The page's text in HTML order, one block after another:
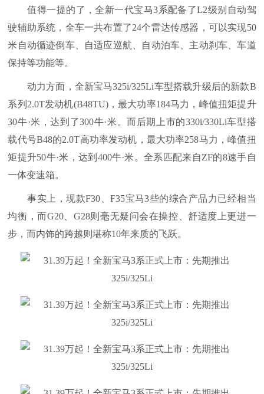
值得一提的了，全新一代宝马3系配备了L2级别自动驾
驶辅助系统，全车一共布置了24个雷达传感器，可以实现50
米自动循迹倒车、自适应巡航、自动泊车、主动刹车、车道
保持等功能等。
动力方面，全新宝马325i/325Li车型搭载升级后的新款B
系列2.0T发动机(B48TU)，最大功率184马力，峰值扭矩提升
30牛·米，达到了300牛·米。而后期上市的330i/330Li车型搭
载代号B48的2.0T高功率发动机，最大功率258马力，峰值扭
矩提升50牛·米，达到400牛·米。全系匹配来自ZF的8速手自
一体变速箱。
事实上，现款F30、F35宝马3些的综合产品力已经相当
均衡，而G20、G28则毫无疑问会在操控、舒适度上更进一
步，而内饰的跨越则堪称10年来质的飞跃。